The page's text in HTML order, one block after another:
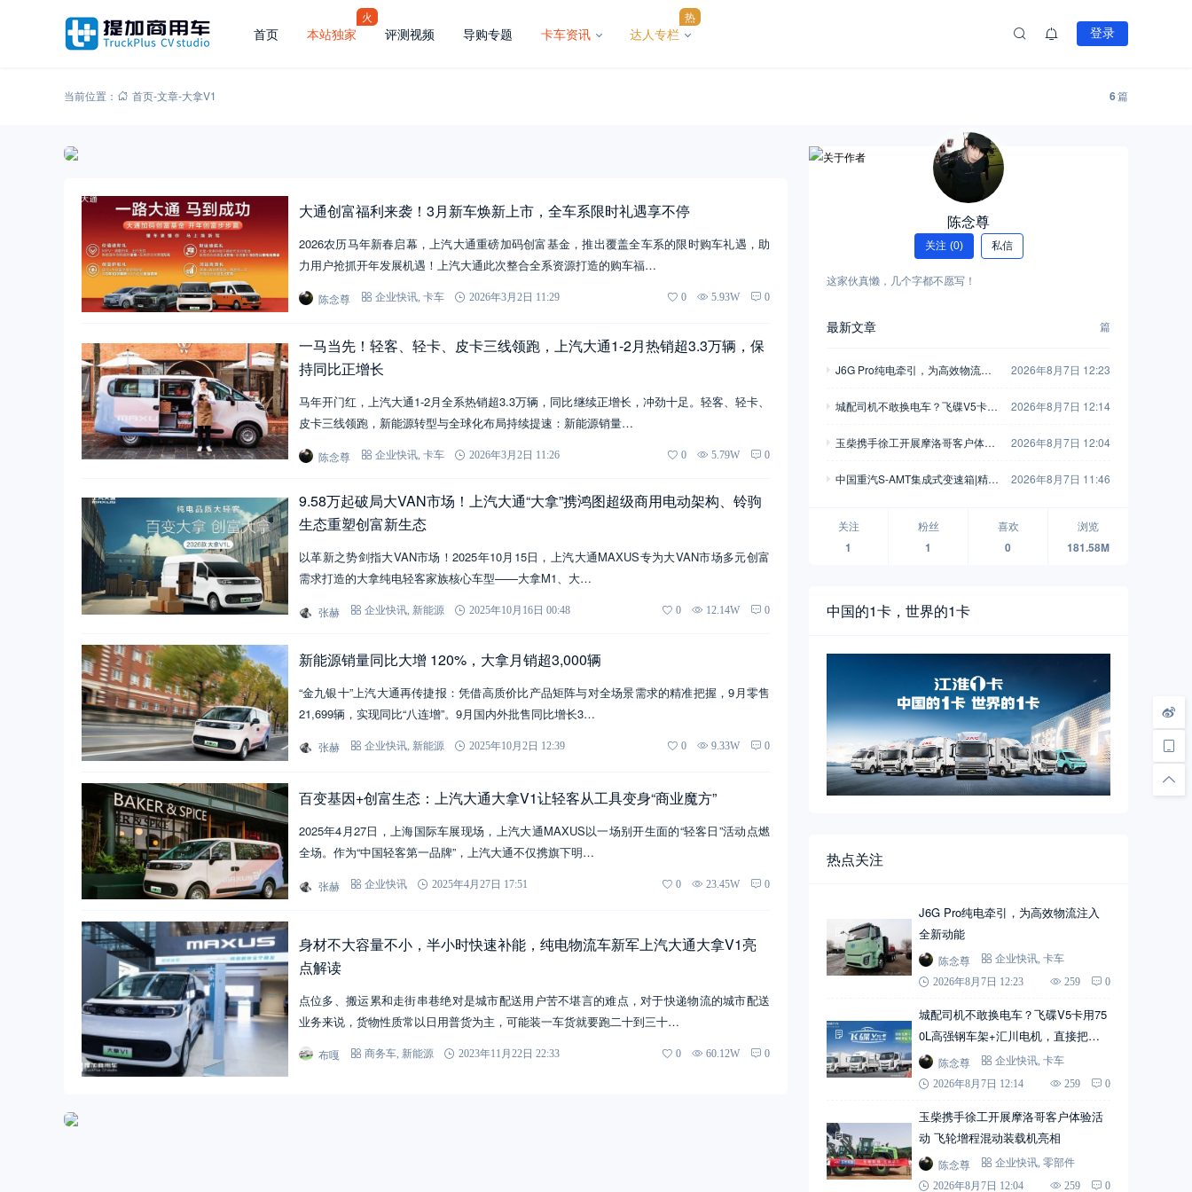
首页 本站独家
火
评测视频 导购专题 卡车资讯 达人专栏
热
登录
当前位置： 首页-文章-大拿V1 6篇
大通创富福利来袭！3月新车焕新上市，全车系限时礼遇享不停
2026农历马年新春启幕，上汽大通重磅加码创富基金，推出覆盖全车系的限时购车礼遇，助
力用户抢抓开年发展机遇！上汽大通此次整合全系资源打造的购车福…
陈念尊 企业快讯, 卡车 2026年3月2日 11:29 0 5.93W 0
一马当先！轻客、轻卡、皮卡三线领跑，上汽大通1-2月热销超3.3万辆，保
持同比正增长
马年开门红，上汽大通1-2月全系热销超3.3万辆，同比继续正增长，冲劲十足。轻客、轻卡、
皮卡三线领跑，新能源转型与全球化布局持续提速：新能源销量…
陈念尊 企业快讯, 卡车 2026年3月2日 11:26 0 5.79W 0
9.58万起破局大VAN市场！上汽大通“大拿”携鸿图超级商用电动架构、铃驹
生态重塑创富新生态
以革新之势剑指大VAN市场！2025年10月15日，上汽大通MAXUS专为大VAN市场多元创富
需求打造的大拿纯电轻客家族核心车型——大拿M1、大…
张赫 企业快讯, 新能源 2025年10月16日 00:48 0 12.14W 0
新能源销量同比大增 120%，大拿月销超3,000辆
“金九银十”上汽大通再传捷报：凭借高质价比产品矩阵与对全场景需求的精准把握，9月零售
21,699辆，实现同比“八连增”。9月国内外批售同比增长3…
张赫 企业快讯 新能源 2025年10月2日 12:39 0 9.33W 0
百变基因+创富生态：上汽大通大拿V1让轻客从工具变身“商业魔方”
2025年4月27日，上海国际车展现场，上汽大通MAXUS以一场别开生面的“轻客日”活动点燃
全场。作为“中国轻客第一品牌”，上汽大通不仅携旗下明…
张赫 企业快讯 2025年4月27日 17:51 0 23.45W 0
身材不大容量不小，半小时快速补能，纯电物流车新军上汽大通大拿V1亮
点解读
点位多、搬运累和走街串巷绝对是城市配送用户苦不堪言的难点，对于快递物流的城市配送
业务来说，货物性质常以日用普货为主，可能装一车货就要跑二十到三十…
布嘎 商务车, 新能源 2023年11月22日 22:33 0 60.12W 0
陈念尊
关注 (0) 私信
这家伙真懒，几个字都不愿写！
最新文章 篇
J6G Pro纯电牵引，为高效物流注
2026年8月7日 12:23
城配司机不敢换电车？飞碟V5卡用
把信心拉满
2026年8月7日 12:14
玉柴携手徐工开展摩洛哥客户体验
2026年8月7日 12:04
中国重汽S-AMT集成式变速箱|精工
2026年8月7日 11:46
关注
1
粉丝
1
喜欢
0
浏览
181.58M
中国的1卡，世界的1卡
热点关注
J6G Pro纯电牵引，为高效物流注入
全新动能
陈念尊 企业快讯 卡车
2026年8月7日 12:23
259 0
城配司机不敢换电车？飞碟V5卡用75
0L高强钢车架+汇川电机，直接把信
心拉满陈念尊 企业快讯 卡车
2026年8月7日 12:14
259 0
玉柴携手徐工开展摩洛哥客户体验活
动 飞轮增程混动装载机亮相
陈念尊 企业快讯 零部件
2026年8月7日 12:04
259 0